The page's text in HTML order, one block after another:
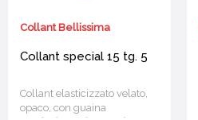
Collant Bellissima
Collant special 15 tg. 5
Collant elasticizzato velato,
opaco, con guaina